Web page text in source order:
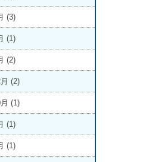
(3)
(1)
(2)
(2)
(1)
(1)
(1)